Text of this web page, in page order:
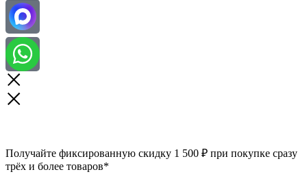
Получайте фиксированную скидку 1 500 ₽ при покупке сразу
трёх и более товаров*